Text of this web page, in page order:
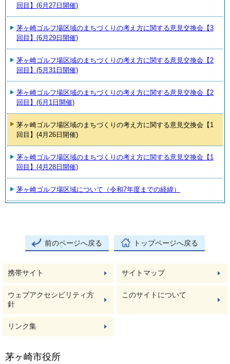
回目】(6月27日開催)
茅ヶ崎ゴルフ場区域のまちづくりの考え方に関する意見交換会【3
回目】(6月29日開催)
茅ヶ崎ゴルフ場区域のまちづくりの考え方に関する意見交換会【2
回目】(5月31日開催)
茅ヶ崎ゴルフ場区域のまちづくりの考え方に関する意見交換会【2
回目】(6月1日開催)
茅ヶ崎ゴルフ場区域のまちづくりの考え方に関する意見交換会【1
回目】(4月26日開催)
茅ヶ崎ゴルフ場区域のまちづくりの考え方に関する意見交換会【1
回目】(4月28日開催)
茅ヶ崎ゴルフ場区域について（令和7年度までの経緯）
前のページへ戻る トップページへ戻る
携帯サイト サイトマップ
ウェブアクセシビリティ方
針
このサイトについて
リンク集
茅ヶ崎市役所